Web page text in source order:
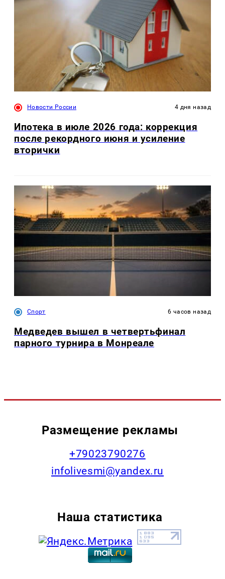
Новости России 4 дня назад
Ипотека в июле 2026 года: коррекция
после рекордного июня и усиление
вторички
Спорт 6 часов назад
Медведев вышел в четвертьфинал
парного турнира в Монреале
Размещение рекламы
+79023790276
infolivesmi@yandex.ru
Наша статистика